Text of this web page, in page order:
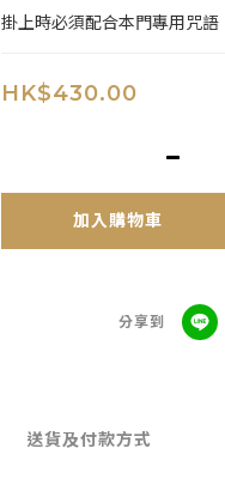
掛上時必須配合本門專用咒語
HK$430.00
加入購物車
分享到
送貨及付款方式